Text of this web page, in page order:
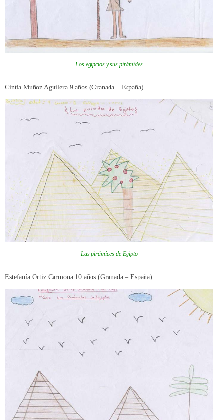
Los egipcios y sus pirámides
Cintia Muñoz Aguilera 9 años (Granada – España)
Las pirámides de Egipto
Estefanía Ortiz Carmona 10 años (Granada – España)